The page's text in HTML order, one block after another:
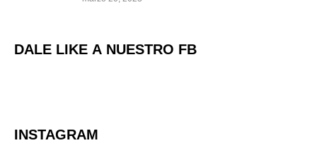
DALE LIKE A NUESTRO FB
INSTAGRAM